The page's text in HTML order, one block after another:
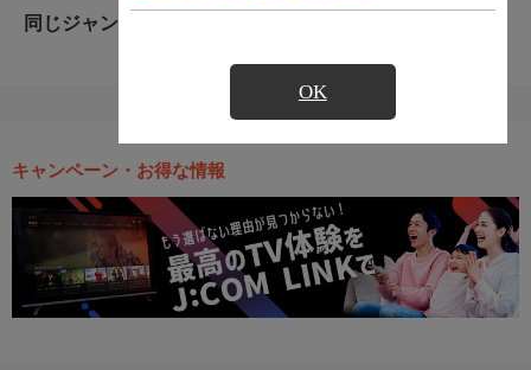
OK
同じジャンルのおすすめ番組
キャンペーン・お得な情報